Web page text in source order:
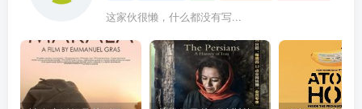
这家伙很懒，什么都没有写...